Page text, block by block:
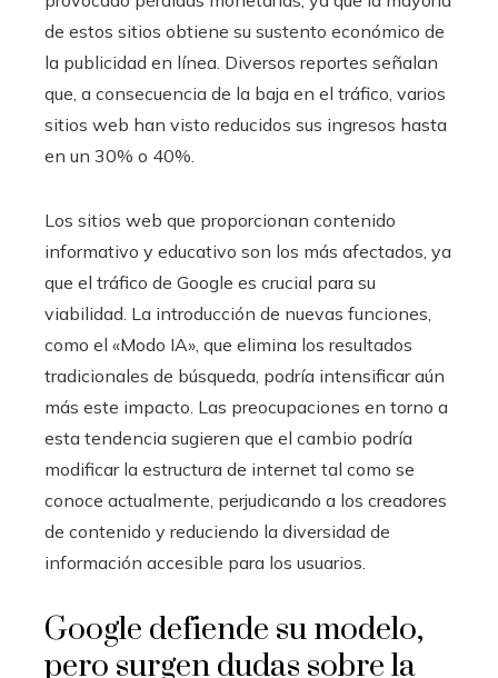
de estos sitios obtiene su sustento económico de
la publicidad en línea. Diversos reportes señalan
que, a consecuencia de la baja en el tráfico, varios
sitios web han visto reducidos sus ingresos hasta
en un 30% o 40%.
Los sitios web que proporcionan contenido
informativo y educativo son los más afectados, ya
que el tráfico de Google es crucial para su
viabilidad. La introducción de nuevas funciones,
como el «Modo IA», que elimina los resultados
tradicionales de búsqueda, podría intensificar aún
más este impacto. Las preocupaciones en torno a
esta tendencia sugieren que el cambio podría
modificar la estructura de internet tal como se
conoce actualmente, perjudicando a los creadores
de contenido y reduciendo la diversidad de
información accesible para los usuarios.
Google defiende su modelo,
pero surgen dudas sobre la